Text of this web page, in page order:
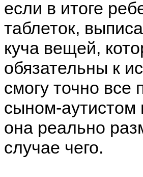
если в итоге
таблеток,
куча вещей,
обязательны к
смогу точно все
сыном-
она реально
случае чего.